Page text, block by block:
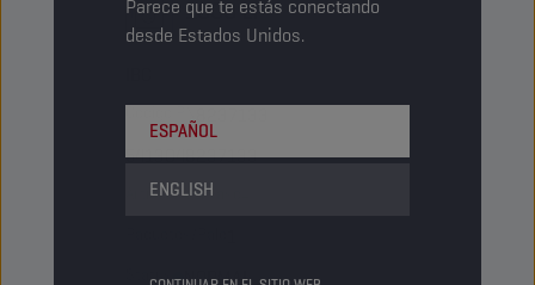
Parece que te estás conectando
desde Estados Unidos.
ESPAÑOL
ENGLISH
1000 LT
Código PN
5413048237133
Artículos/Envase
Status NORMAL